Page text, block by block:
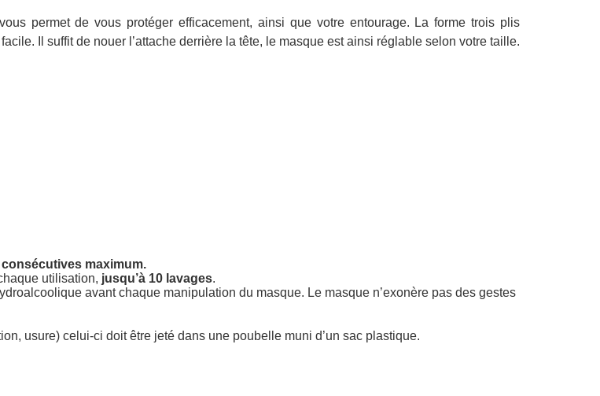
permet de vous protéger efficacement, ainsi que votre entourage. La forme trois plis
Il suffit de nouer l’attache derrière la tête, le masque est ainsi réglable selon votre taille.
maximum.
utilisation, jusqu’à 10 lavages.
avant chaque manipulation du masque. Le masque n’exonère pas des gestes
usure) celui-ci doit être jeté dans une poubelle muni d’un sac plastique.